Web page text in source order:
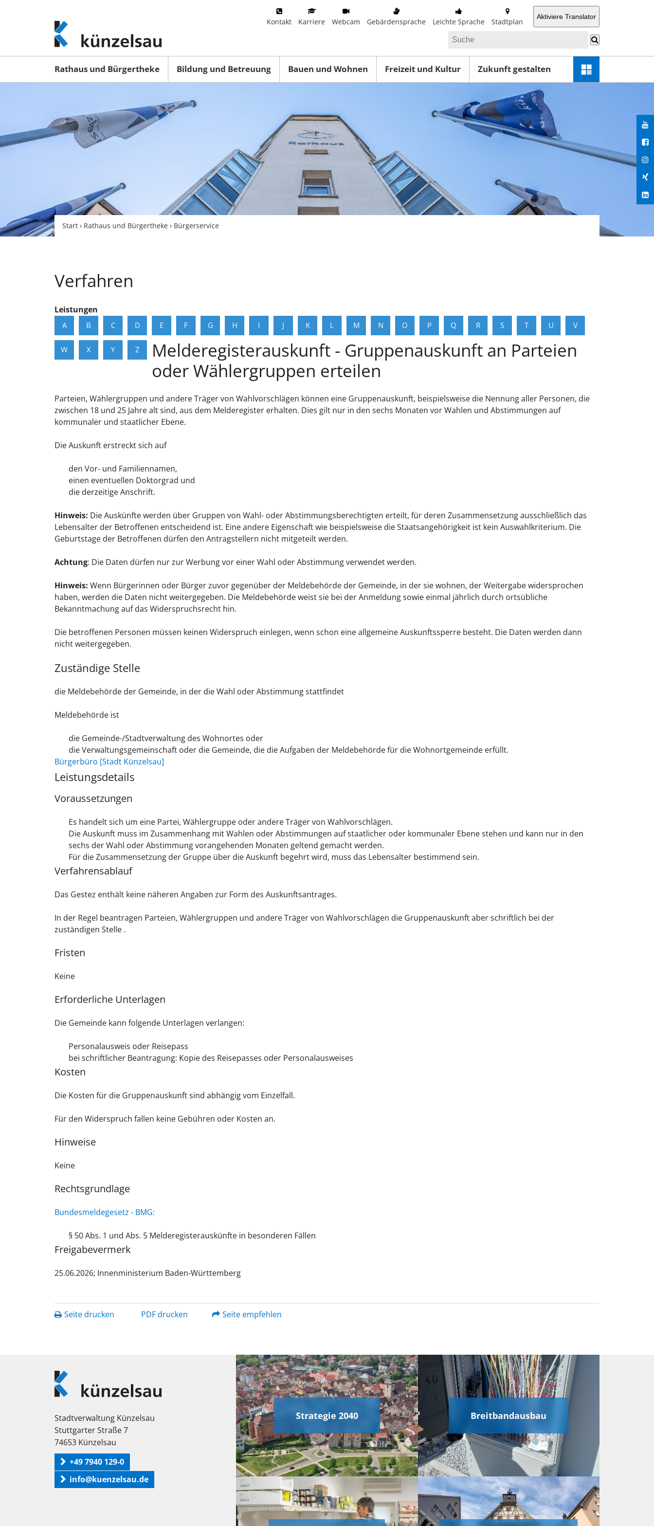
www.kuenzelsau.de
(zur
Startseite)
Kontakt Karriere Webcam Gebärdensprache Leichte Sprache Stadtplan
Aktiviere Translator
Rathaus und Bürgertheke Bildung und Betreuung Bauen und Wohnen Freizeit und Kultur Zukunft gestalten
Schnellzugriff-
Menü
Start › Rathaus und Bürgertheke › Bürgerservice
Verfahren
Leistungen
A B C D E F G H I J K L M N O P Q R S T U V
W X Y Z
Melderegisterauskunft - Gruppenauskunft an Parteien
oder Wählergruppen erteilen
Parteien, Wählergruppen und andere Träger von Wahlvorschlägen können eine Gruppenauskunft, beispielsweise die Nennung aller Personen, die
zwischen 18 und 25 Jahre alt sind, aus dem Melderegister erhalten. Dies gilt nur in den sechs Monaten vor Wahlen und Abstimmungen auf
kommunaler und staatlicher Ebene.
Die Auskunft erstreckt sich auf
den Vor- und Familiennamen,
einen eventuellen Doktorgrad und
die derzeitigeAnschrift.
Hinweis: Die Auskünfte werden über Gruppen von Wahl- oder Abstimmungsberechtigten erteilt, für deren Zusammensetzung ausschließlich das
Lebensalter der Betroffenen entscheidend ist. Eine andere Eigenschaft wie beispielsweise die Staatsangehörigkeit ist kein Auswahlkriterium. Die
Geburtstage der Betroffenen dürfen den Antragstellern nicht mitgeteilt werden.
Achtung: Die Daten dürfen nur zur Werbung vor einer Wahl oder Abstimmung verwendet werden.
Hinweis: Wenn Bürgerinnen oder Bürger zuvor gegenüber der Meldebehörde der Gemeinde, in der sie wohnen, der Weitergabe widersprochen
haben, werden die Daten nicht weitergegeben. Die Meldebehörde weist sie bei der Anmeldung sowie einmal jährlich durch ortsübliche
Bekanntmachung auf das Widerspruchsrecht hin.
Die betroffenen Personen müssen keinen Widerspruch einlegen, wenn schon eine allgemeine Auskunftssperre besteht. Die Daten werden dann
nicht weitergegeben.
Zuständige Stelle
die Meldebehörde der Gemeinde, in der die Wahl oder Abstimmung stattfindet
Meldebehörde ist
die Gemeinde-/Stadtverwaltung des Wohnortes oder
die Verwaltungsgemeinschaft oder die Gemeinde, die die Aufgaben der Meldebehörde für die Wohnortgemeinde erfüllt.
Bürgerbüro [Stadt Künzelsau]
Leistungsdetails
Voraussetzungen
Es handelt sich um eine Partei, Wählergruppe oder andere Träger von Wahlvorschlägen.
Die Auskunft muss im Zusammenhang mit Wahlen oder Abstimmungen auf staatlicher oder kommunaler Ebene stehen und kann nur in den
sechs der Wahl oder Abstimmung vorangehenden Monaten geltend gemacht werden.
Für die Zusammensetzung der Gruppe über die Auskunft begehrt wird, muss das Lebensalter bestimmend sein.
Verfahrensablauf
Das Gestez enthält keine näheren Angaben zur Form des Auskunftsantrages.
In der Regel beantragen Parteien, Wählergruppen und andere Träger von Wahlvorschlägen die Gruppenauskunft aber schriftlich bei der
zuständigen Stelle .
Fristen
Keine
Erforderliche Unterlagen
Die Gemeinde kann folgende Unterlagen verlangen:
Personalausweis oder Reisepass
bei schriftlicher Beantragung: Kopie des Reisepasses oder Personalausweises
Kosten
Die Kosten für die Gruppenauskunft sind abhängig vom Einzelfall.
Für den Widerspruch fallen keine Gebühren oder Kosten an.
Hinweise
Keine
Rechtsgrundlage
Bundesmeldegesetz - BMG:
§ 50 Abs. 1 und Abs. 5 Melderegisterauskünfte in besonderen Fällen
Freigabevermerk
25.06.2026; Innenministerium Baden-Württemberg
Seite drucken PDF drucken Seite empfehlen
Logo
Künzelsau
Stadtverwaltung Künzelsau
Stuttgarter Straße 7
74653 Künzelsau
+49 7940 129-0
info@kuenzelsau.de
Strategie 2040 Breitbandausbau